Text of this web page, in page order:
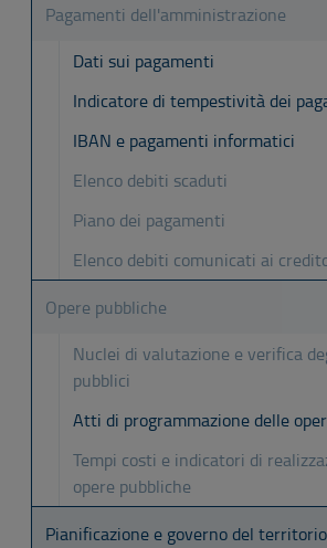
Pagamenti dell'amministrazione
Dati sui pagamenti
Indicatore di tempestività dei
IBAN e pagamenti informatici
Elenco debiti scaduti
Piano dei pagamenti
Elenco debiti comunicati ai
Opere pubbliche
Nuclei di valutazione e verifica
pubblici
Atti di programmazione delle
Tempi costi e indicatori di
opere pubbliche
Pianificazione e governo del territorio